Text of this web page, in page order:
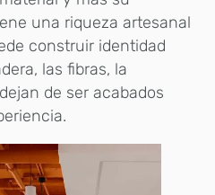
una riqueza artesanal
construir identidad
las fibras, la
de ser acabados